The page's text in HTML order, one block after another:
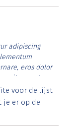
adipiscing
eros dolor
vitae erat.
rutrum lorem
posuere.
voor de lijst
je er op de